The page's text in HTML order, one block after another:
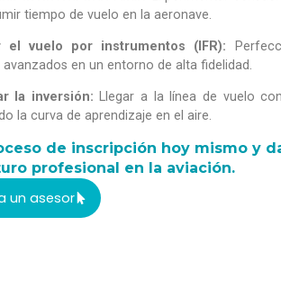
tiempo de vuelo en la aeronave.
el vuelo por instrumentos (IFR):
en un entorno de alta fidelidad.
la inversión: Llegar a la línea de vuelo
la curva de aprendizaje en el aire.
de inscripción hoy mismo y
profesional en la aviación.
un asesor